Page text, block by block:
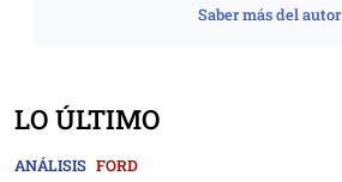
Saber más del autor
LO ÚLTIMO
ANÁLISIS FORD